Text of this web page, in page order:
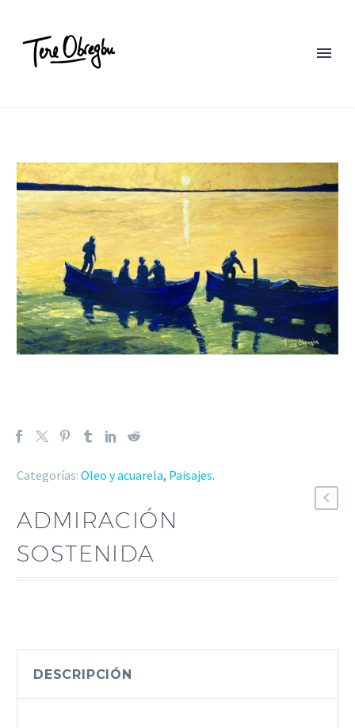
Categorías: Oleo y acuarela, Paisajes.
ADMIRACIÓN
SOSTENIDA
DESCRIPCIÓN